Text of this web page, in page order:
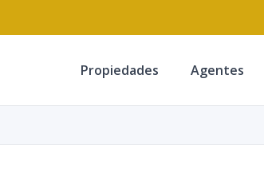
Propiedades Agentes